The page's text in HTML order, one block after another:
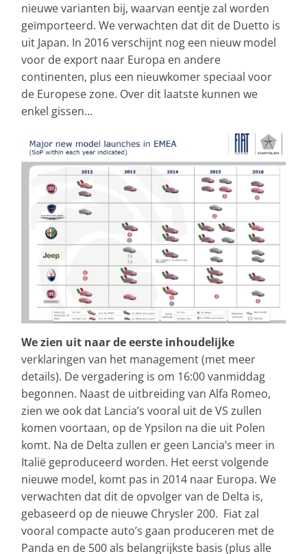
nieuwe varianten bij, waarvan eentje zal worden
geïmporteerd. We verwachten dat dit de Duetto is
uit Japan. In 2016 verschijnt nog een nieuw model
voor de export naar Europa en andere
continenten, plus een nieuwkomer speciaal voor
de Europese zone. Over dit laatste kunnen we
enkel gissen…
We zien uit naar de eerste inhoudelijke
verklaringen van het management (met meer
details). De vergadering is om 16:00 vanmiddag
begonnen. Naast de uitbreiding van Alfa Romeo,
zien we ook dat Lancia’s vooral uit de VS zullen
komen voortaan, op de Ypsilon na die uit Polen
komt. Na de Delta zullen er geen Lancia’s meer in
Italië geproduceerd worden. Het eerst volgende
nieuwe model, komt pas in 2014 naar Europa. We
verwachten dat dit de opvolger van de Delta is,
gebaseerd op de nieuwe Chrysler 200. Fiat zal
vooral compacte auto’s gaan produceren met de
Panda en de 500 als belangrijkste basis (plus alle